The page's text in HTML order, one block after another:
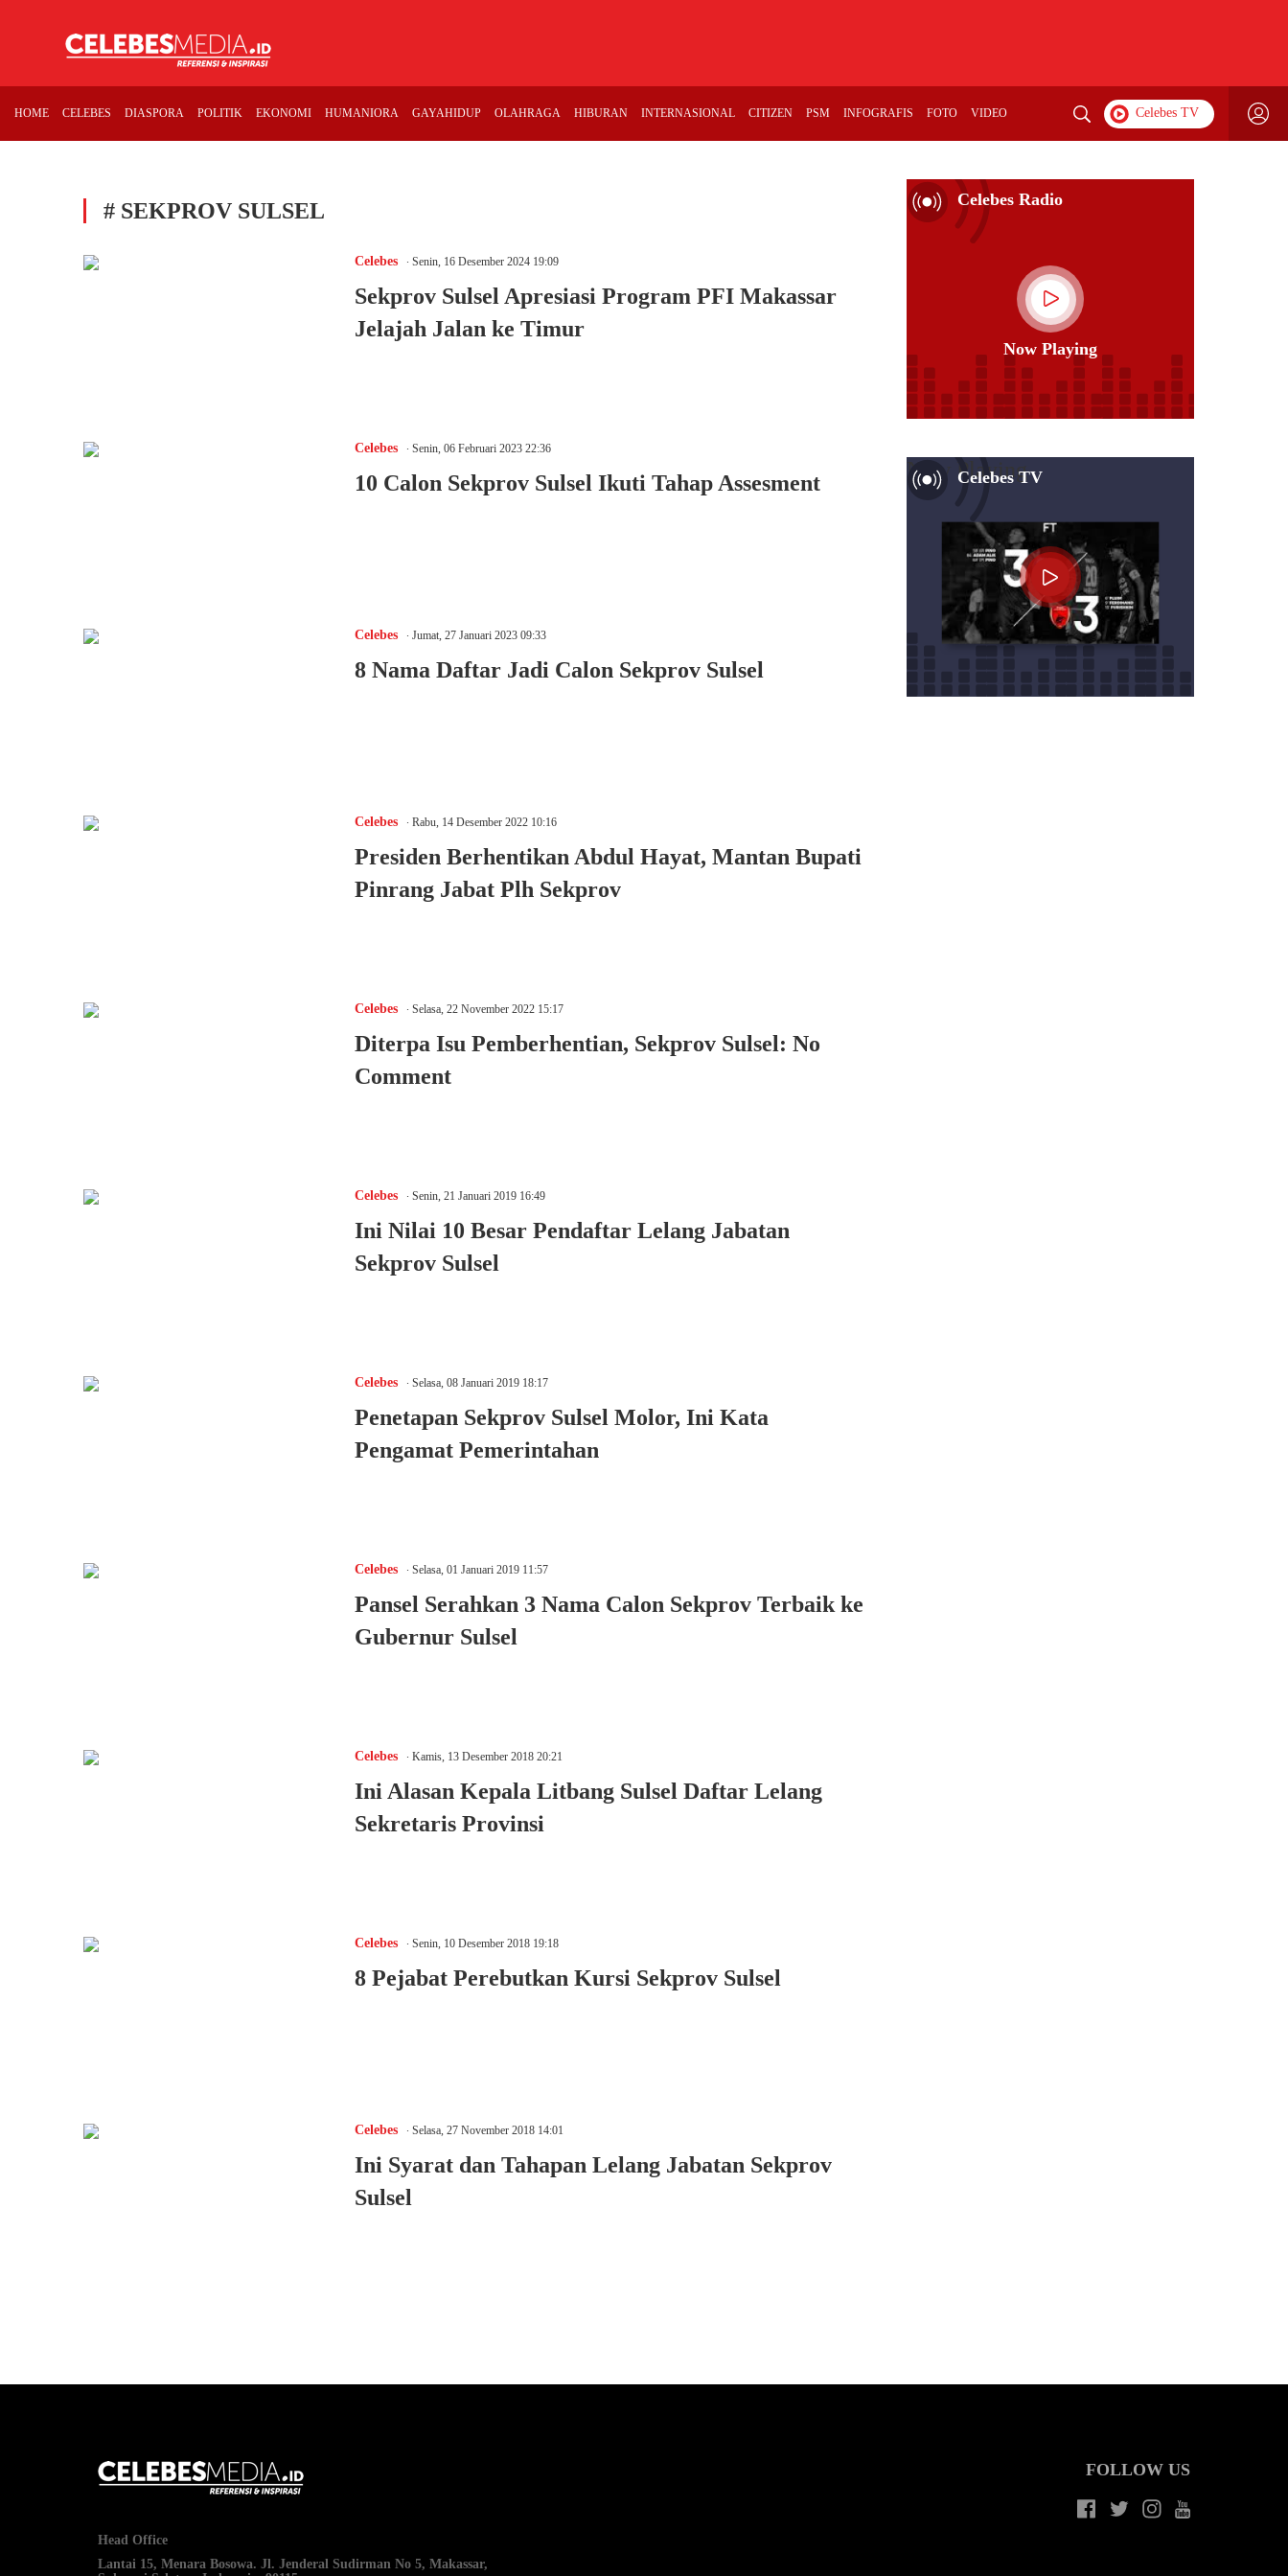
HOME CELEBES DIASPORA POLITIK EKONOMI HUMANIORA GAYAHIDUP OLAHRAGA HIBURAN INTERNASIONAL CITIZEN PSM INFOGRAFIS FOTO VIDEO
# SEKPROV SULSEL
Celebes . Senin, 16 Desember 2024 19:09
Sekprov Sulsel Apresiasi Program PFI Makassar
Jelajah Jalan ke Timur
Celebes . Senin, 06 Februari 2023 22:36
10 Calon Sekprov Sulsel Ikuti Tahap Assesment
Celebes . Jumat, 27 Januari 2023 09:33
8 Nama Daftar Jadi Calon Sekprov Sulsel
Celebes . Rabu, 14 Desember 2022 10:16
Presiden Berhentikan Abdul Hayat, Mantan Bupati
Pinrang Jabat Plh Sekprov
Celebes . Selasa, 22 November 2022 15:17
Diterpa Isu Pemberhentian, Sekprov Sulsel: No
Comment
Celebes . Senin, 21 Januari 2019 16:49
Ini Nilai 10 Besar Pendaftar Lelang Jabatan
Sekprov Sulsel
Celebes . Selasa, 08 Januari 2019 18:17
Penetapan Sekprov Sulsel Molor, Ini Kata
Pengamat Pemerintahan
Celebes . Selasa, 01 Januari 2019 11:57
Pansel Serahkan 3 Nama Calon Sekprov Terbaik ke
Gubernur Sulsel
Celebes . Kamis, 13 Desember 2018 20:21
Ini Alasan Kepala Litbang Sulsel Daftar Lelang
Sekretaris Provinsi
Celebes . Senin, 10 Desember 2018 19:18
8 Pejabat Perebutkan Kursi Sekprov Sulsel
Celebes . Selasa, 27 November 2018 14:01
Ini Syarat dan Tahapan Lelang Jabatan Sekprov
Sulsel
Celebes Radio
Now Playing
Celebes TV
Now Playing
Head Office
Lantai 15, Menara Bosowa. Jl. Jenderal Sudirman No 5, Makassar,
FOLLOW US